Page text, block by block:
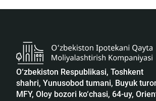
O‘zbekiston Respublikasi, Toshkent
shahri, Yunusobod tumani, Buyuk
MFY, Oloy bozori ko‘chasi, 64-uy,